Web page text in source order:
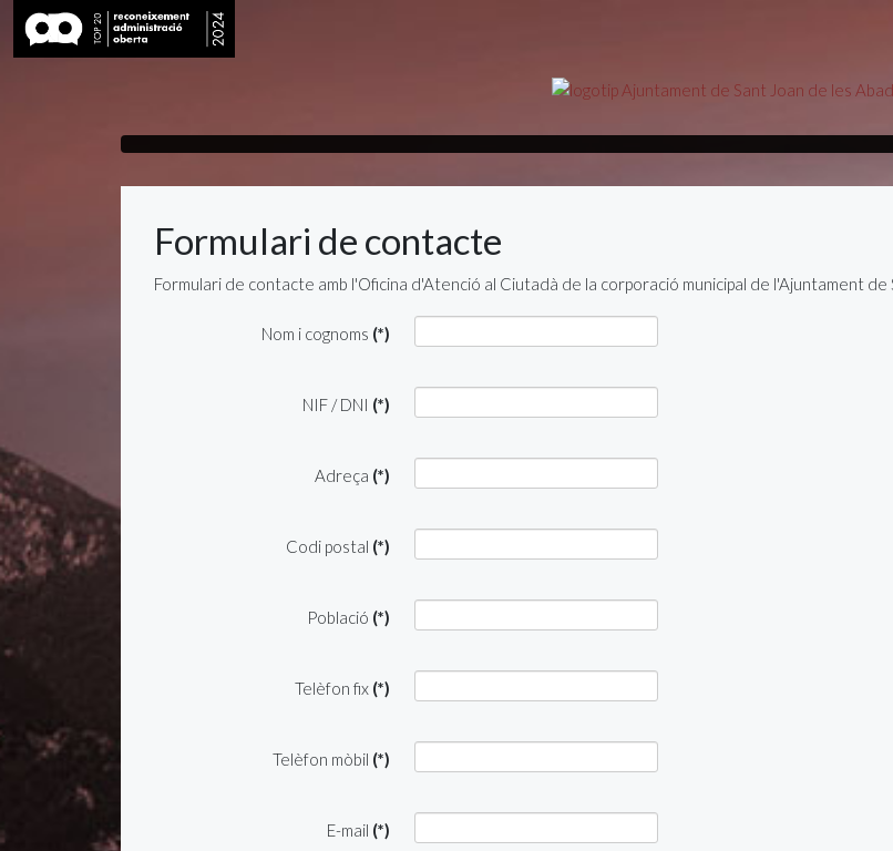
Formulari de contacte
Formulari de contacte amb l'Oficina d'Atenció al Ciutadà de la corporació municipal de l'Ajuntament de
Nom i cognoms (*)
NIF / DNI (*)
Adreça (*)
Codi postal (*)
Població (*)
Telèfon fix (*)
Telèfon mòbil (*)
E-mail (*)